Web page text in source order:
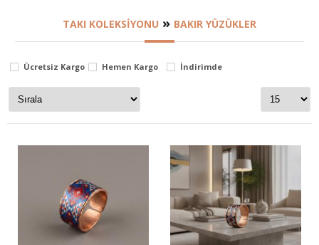
Stok Durumu
stokta var
stokta yok
TAKI KOLEKSİYONU » BAKIR YÜZÜKLER
Ücretsiz Kargo Hemen Kargo İndirimde